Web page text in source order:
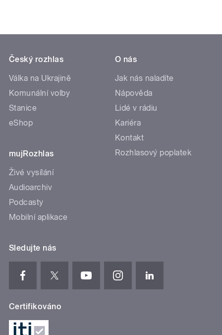
Český rozhlas
Válka na Ukrajině
Komunální volby
Stanice
eShop
mujRozhlas
Živé vysílání
Audioarchiv
Podcasty
Mobilní aplikace
O nás
Jak nás naladíte
Nápověda
Lidé v rádiu
Kariéra
Kontakt
Rozhlasový poplatek
Sledujte nás
Certifikováno